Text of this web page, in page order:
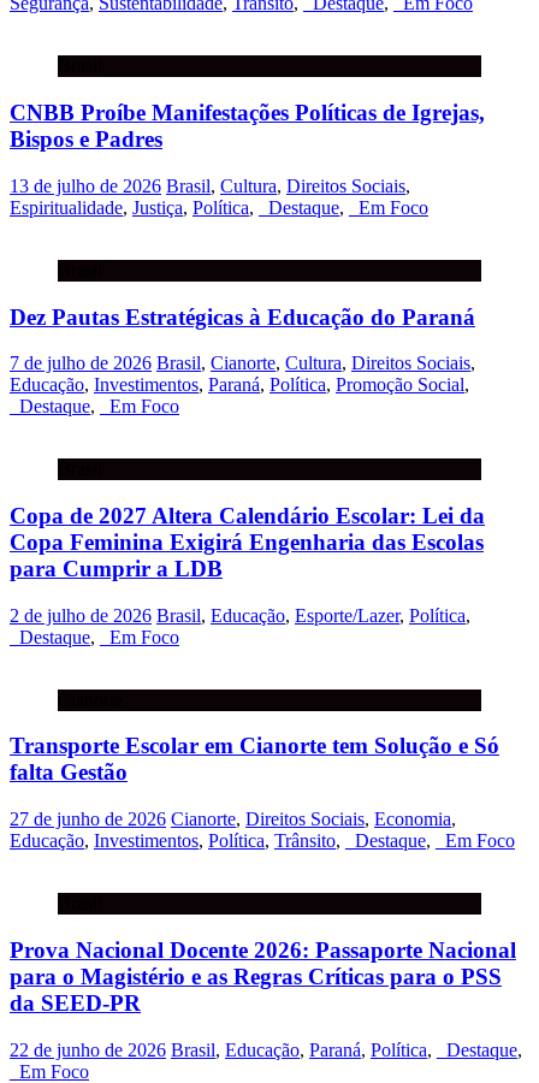
CNBB Proíbe Manifestações Políticas de Igrejas,
Bispos e Padres
13 de julho de 2026 Brasil, Cultura, Direitos Sociais,
Espiritualidade, Justiça, Política, _Destaque, _Em Foco
Dez Pautas Estratégicas à Educação do Paraná
7 de julho de 2026 Brasil, Cianorte, Cultura, Direitos Sociais,
Educação, Investimentos, Paraná, Política, Promoção Social,
_Destaque, _Em Foco
Copa de 2027 Altera Calendário Escolar: Lei da
Copa Feminina Exigirá Engenharia das Escolas
para Cumprir a LDB
2 de julho de 2026 Brasil, Educação, Esporte/Lazer, Política,
_Destaque, _Em Foco
Transporte Escolar em Cianorte tem Solução e Só
falta Gestão
27 de junho de 2026 Cianorte, Direitos Sociais, Economia,
Educação, Investimentos, Política, Trânsito, _Destaque, _Em Foco
Prova Nacional Docente 2026: Passaporte Nacional
para o Magistério e as Regras Críticas para o PSS
da SEED-PR
22 de junho de 2026 Brasil, Educação, Paraná, Política, _Destaque,
_Em Foco